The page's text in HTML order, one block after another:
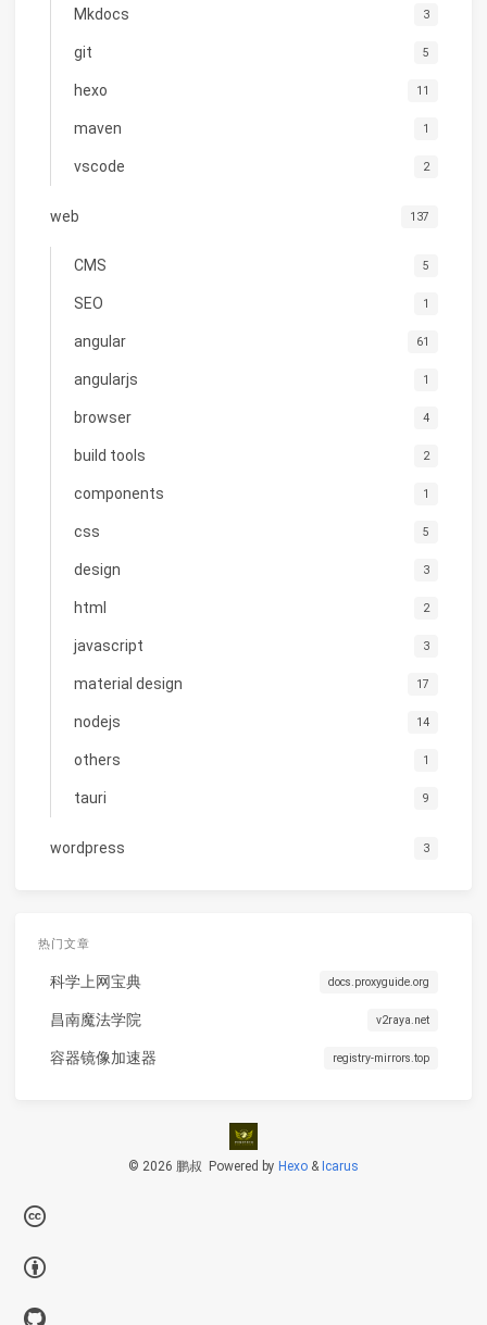
Mkdocs 3
git 5
hexo 11
maven 1
vscode 2
web 137
CMS 5
SEO 1
angular 61
angularjs 1
browser 4
build tools 2
components 1
css 5
design 3
html 2
javascript 3
material design 17
nodejs 14
others 1
tauri 9
wordpress 3
热门文章
科学上网宝典 docs.proxyguide.org
昌南魔法学院 v2raya.net
容器镜像加速器 registry-mirrors.top
© 2026 鹏叔 Powered by Hexo & Icarus